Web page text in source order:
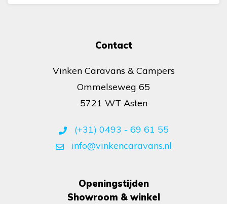
Contact
Vinken Caravans & Campers
Ommelseweg 65
5721 WT Asten
(+31) 0493 - 69 61 55
info@vinkencaravans.nl
Openingstijden
Showroom & winkel